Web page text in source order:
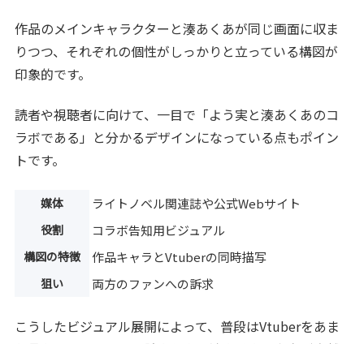
作品のメインキャラクターと湊あくあが同じ画面に収ま
りつつ、それぞれの個性がしっかりと立っている構図が
印象的です。
読者や視聴者に向けて、一目で「よう実と湊あくあのコ
ラボである」と分かるデザインになっている点もポイン
トです。
媒体 ライトノベル関連誌や公式Webサイト
役割 コラボ告知用ビジュアル
構図の特徴 作品キャラとVtuberの同時描写
狙い 両方のファンへの訴求
こうしたビジュアル展開によって、普段はVtuberをあま